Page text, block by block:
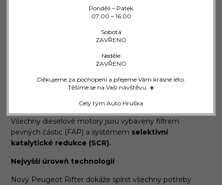
Pondělí – Pátek
07:00 – 16:00
Sobota
ZAVŘENO
Neděle
ZAVŘENO
Děkujeme za pochopení a přejeme Vám krásné léto.
Těšíme se na Vaši návštěvu. ☀️
Celý tým Auto Hruška
převodovkou nebo s osmistupňovou automatickou
BlueHDi 100 k s pětistupňovou manuální
převodovkou rovněž k dispozici ve verzi s velmi
nízkou spotřebou;
BlueHDi 75 k, s pětistupňovou manuální
Všechny dieselové motory jsou vybaveny filtrem
pevných částic (FAP) a systémem selektivní
katalytické redukce (SCR).
Nejvyšší úroveň technologií
Nový Peugeot Rifter dokáže splnit všechny potřeby